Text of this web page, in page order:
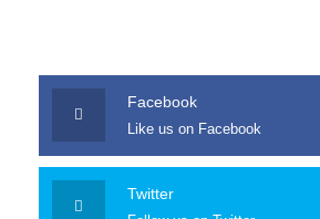
Facebook
Like us on Facebook
Twitter